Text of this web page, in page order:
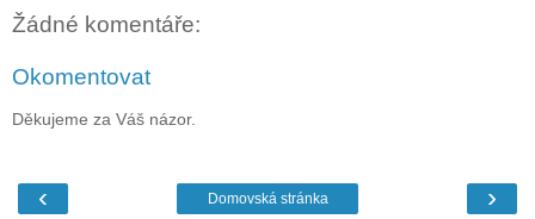
Žádné komentáře:
Okomentovat
Děkujeme za Váš názor.
‹ ›
Domovská stránka